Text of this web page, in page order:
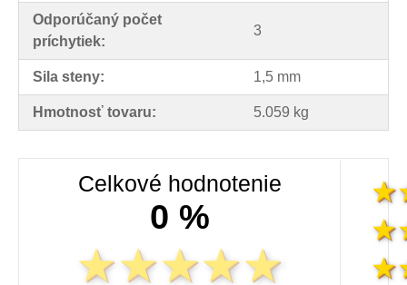
Odporúčaný počet
príchytiek:
3
Sila steny: 1,5 mm
Hmotnosť tovaru: 5.059 kg
Celkové hodnotenie
0 %